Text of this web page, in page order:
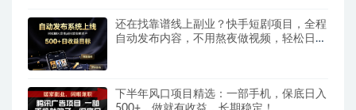
还在找靠谱线上副业？快手短剧项目，全程
自动发布内容，不用熬夜做视频，轻松日入
下半年风口项目精选：一部手机，保底日入